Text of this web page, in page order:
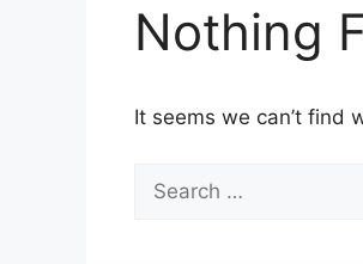
Nothing
It seems we can’t find
for: